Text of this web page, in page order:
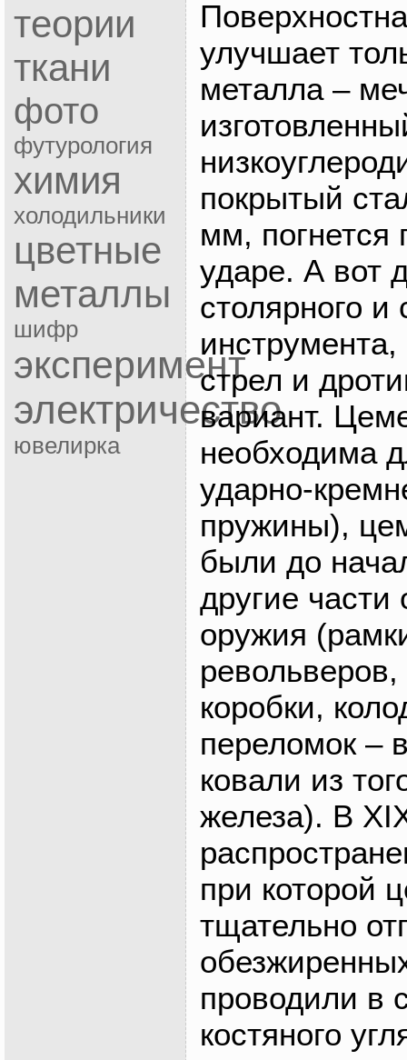
теории
ткани
фото
футурология
химия
холодильники
цветные
металлы
шифр
эксперимент
электричество
ювелирка
улучшает
металла –
покрытый
мм, погнется
ударе. А вот
столярного и
инструмента,
стрел и
вариант.
необходима
ударно-
пружины),
были до
другие части
оружия
коробки,
переломок –
ковали из
железа). В
при которой
тщательно
проводили в
костяного